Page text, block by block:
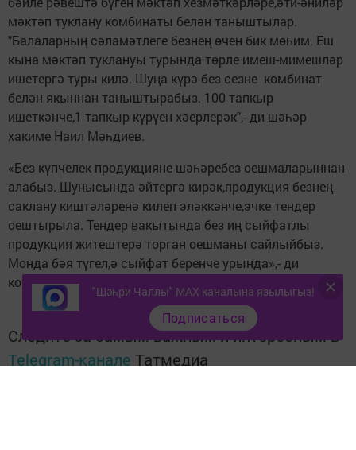
мәктәп туклану комбинаты белән таныштылар.
"Балаларның сәламәтлеге безнең өчен бик мөһим. Еш
кына мәктәп туклануы турында төрле имеш-мимешләр
ишетергә туры килә. Шуңа күрә без сезне комбинат
белән якыннан таныштырабыз. 100 тапкыр
ишеткәнче,1 тапкыр күрүен хәерлерәк",- ди шәһәр
хакиме Наил Мәһдиев.
«Без күпчелек продукцияне шәһәребез оешмаларыннан
алабыз. Шунысында әйтергә кирәк,продукция безнең
саклану киштәләренә килеп эләккәнче,эчке тендер
оештырыла. Тендер вакытында без иң сыйфатлы
продукция житештерә торган оешманы сайлыйбыз.
Монда бәя түгел,ә сыйфат беренче урында»,- ди
комбинат җитәкчесе Валентина Порфирьевна.
Следите за самым важным и интересным в
Telegram-канале Татмедиа
"Шәһри Чаллы" MAX каналына язылыгыз!
Подписаться